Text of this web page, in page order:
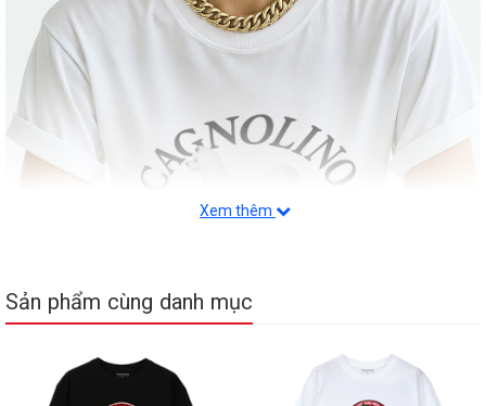
Xem thêm
Sản phẩm cùng danh mục